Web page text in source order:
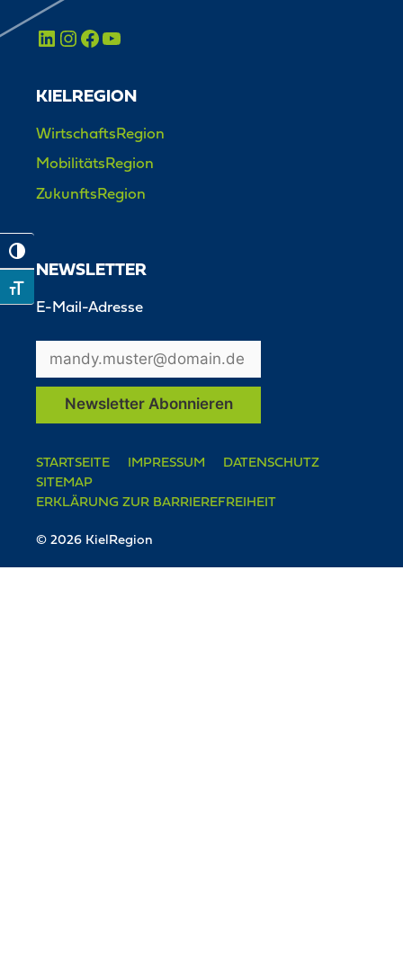
Toggle High Contrast
Toggle Font size
KIELREGION
WirtschaftsRegion
MobilitätsRegion
ZukunftsRegion
NEWSLETTER
E-Mail-Adresse
STARTSEITE IMPRESSUM
DATENSCHUTZ
SITEMAP
ERKLÄRUNG ZUR BARRIEREFREIHEIT
© 2026 KielRegion